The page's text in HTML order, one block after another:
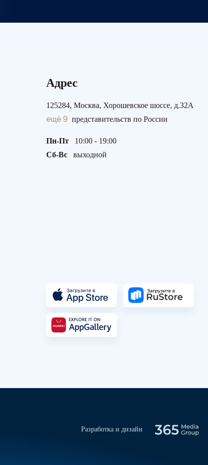
Адрес
125284, Москва, Хорошевское шоссе, д.32А
ещё 9 представительств по России
Пн-Пт
10:00 - 19:00
Сб-Вс
выходной
Разработка и дизайн